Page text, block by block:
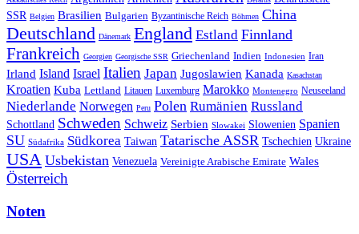
SSR Belgien Brasilien Bulgarien Byzantinische Reich Böhmen China
Deutschland Dänemark England Estland Finnland
Frankreich Georgien Georgische SSR Griechenland Indien Indonesien Iran
Irland Island Israel Italien Japan Jugoslawien Kanada Kasachstan
Kroatien Kuba Lettland Litauen Luxemburg Marokko Montenegro Neuseeland
Niederlande Norwegen Peru Polen Rumänien Russland
Schottland Schweden Schweiz Serbien Slowakei Slowenien Spanien
SU Südafrika Südkorea Taiwan Tatarische ASSR Tschechien Ukraine
USA Usbekistan Venezuela Vereinigte Arabische Emirate Wales
Österreich
Noten